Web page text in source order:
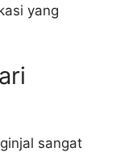
yang
sangat